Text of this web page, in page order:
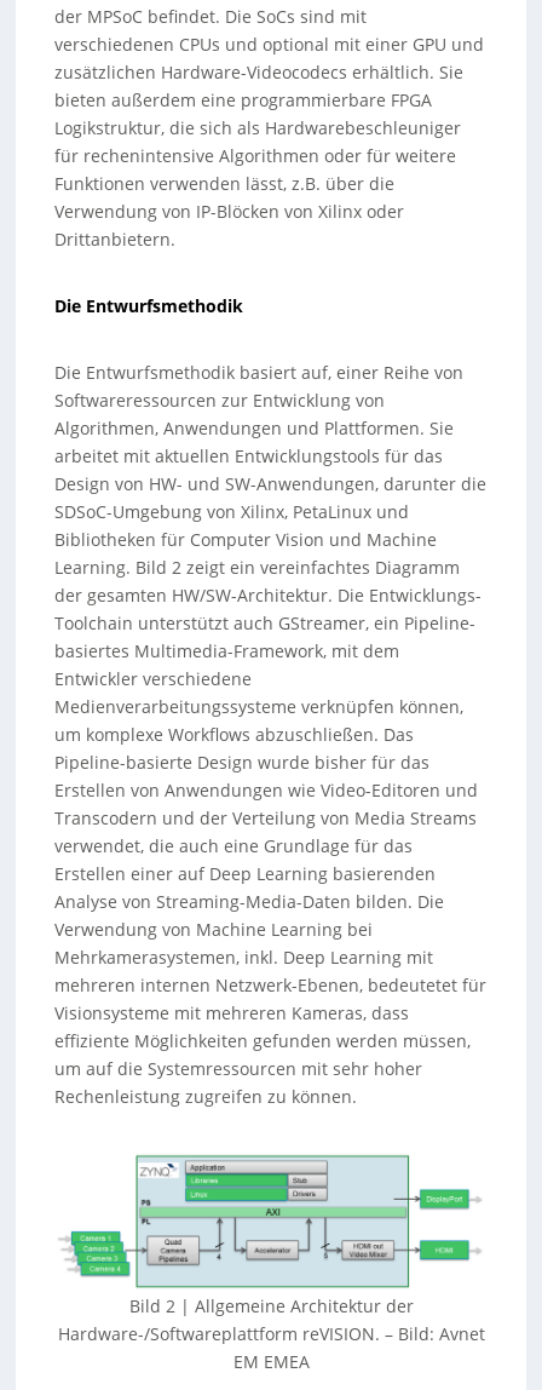
der MPSoC befindet. Die SoCs sind mit
verschiedenen CPUs und optional mit einer GPU und
zusätzlichen Hardware-Videocodecs erhältlich. Sie
bieten außerdem eine programmierbare FPGA
Logikstruktur, die sich als Hardwarebeschleuniger
für rechenintensive Algorithmen oder für weitere
Funktionen verwenden lässt, z.B. über die
Verwendung von IP-Blöcken von Xilinx oder
Drittanbietern.
Die Entwurfsmethodik
Die Entwurfsmethodik basiert auf, einer Reihe von
Softwareressourcen zur Entwicklung von
Algorithmen, Anwendungen und Plattformen. Sie
arbeitet mit aktuellen Entwicklungstools für das
Design von HW- und SW-Anwendungen, darunter die
SDSoC-Umgebung von Xilinx, PetaLinux und
Bibliotheken für Computer Vision und Machine
Learning. Bild 2 zeigt ein vereinfachtes Diagramm
der gesamten HW/SW-Architektur. Die Entwicklungs-
Toolchain unterstützt auch GStreamer, ein Pipeline-
basiertes Multimedia-Framework, mit dem
Entwickler verschiedene
Medienverarbeitungssysteme verknüpfen können,
um komplexe Workflows abzuschließen. Das
Pipeline-basierte Design wurde bisher für das
Erstellen von Anwendungen wie Video-Editoren und
Transcodern und der Verteilung von Media Streams
verwendet, die auch eine Grundlage für das
Erstellen einer auf Deep Learning basierenden
Analyse von Streaming-Media-Daten bilden. Die
Verwendung von Machine Learning bei
Mehrkamerasystemen, inkl. Deep Learning mit
mehreren internen Netzwerk-Ebenen, bedeutetet für
Visionsysteme mit mehreren Kameras, dass
effiziente Möglichkeiten gefunden werden müssen,
um auf die Systemressourcen mit sehr hoher
Rechenleistung zugreifen zu können.
Bild 2 | Allgemeine Architektur der
Hardware-/Softwareplattform reVISION. – Bild: Avnet
EM EMEA